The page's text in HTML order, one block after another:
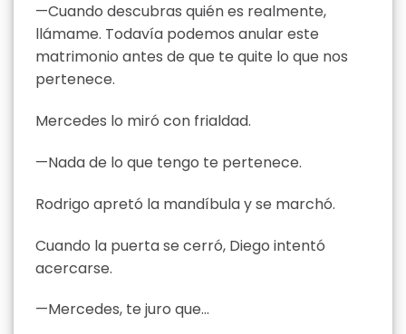
—Cuando descubras quién es realmente,
llámame. Todavía podemos anular este
matrimonio antes de que te quite lo que nos
pertenece.
Mercedes lo miró con frialdad.
—Nada de lo que tengo te pertenece.
Rodrigo apretó la mandíbula y se marchó.
Cuando la puerta se cerró, Diego intentó
acercarse.
—Mercedes, te juro que…